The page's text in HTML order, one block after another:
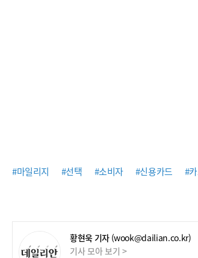
#마일리지 #선택 #소비자 #신용카드 #
황현욱 기자 (wook@dailian.co.kr)
기사 모아 보기 >